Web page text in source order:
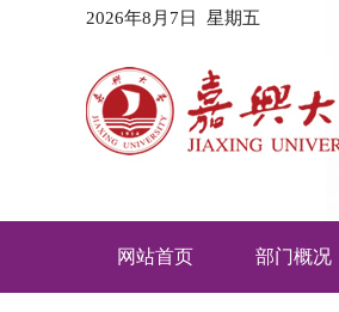
2026年8月7日 星期五
网站首页 部门概况